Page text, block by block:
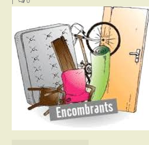
Tourisme
Actualités
Activités
Poésie
Contact